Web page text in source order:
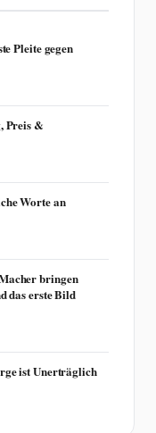
Pleite gegen
Preis &
Worte an
bringen
das erste Bild
ist Unerträglich